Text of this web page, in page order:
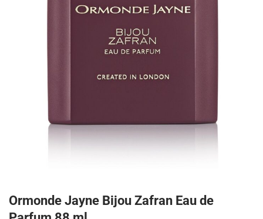
Ormonde Jayne Bijou Zafran Eau de